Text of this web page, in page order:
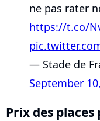
ne pas rater
https://t.co/
— Stade de
September
Prix des